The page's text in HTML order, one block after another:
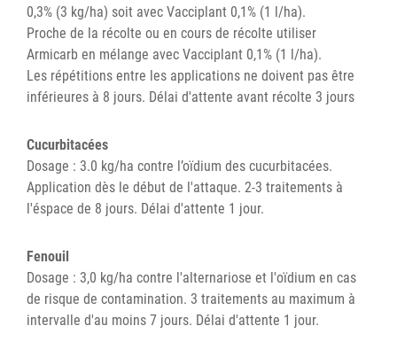
0,3% (3 kg/ha) soit avec Vacciplant 0,1% (1 l/ha).
Proche de la récolte ou en cours de récolte utiliser
Armicarb en mélange avec Vacciplant 0,1% (1 l/ha).
Les répétitions entre les applications ne doivent pas être
inférieures à 8 jours. Délai d'attente avant récolte 3 jours
Cucurbitacées
Dosage : 3.0 kg/ha contre l’oïdium des cucurbitacées.
Application dès le début de l'attaque. 2-3 traitements à
l'éspace de 8 jours. Délai d'attente 1 jour.
Fenouil
Dosage : 3,0 kg/ha contre l'alternariose et l'oïdium en cas
de risque de contamination. 3 traitements au maximum à
intervalle d'au moins 7 jours. Délai d'attente 1 jour.